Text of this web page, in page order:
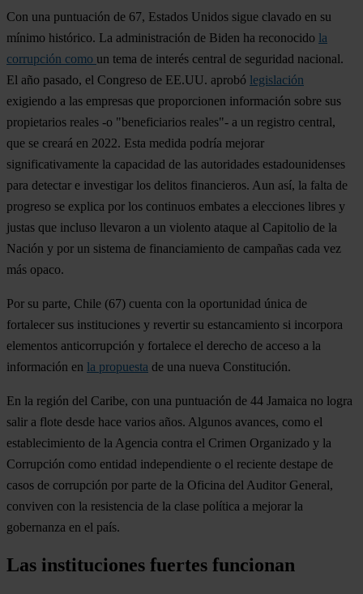
Con una puntuación de 67, Estados Unidos sigue clavado en su
mínimo histórico. La administración de Biden ha reconocido la
corrupción como un tema de interés central de seguridad nacional.
El año pasado, el Congreso de EE.UU. aprobó legislación
exigiendo a las empresas que proporcionen información sobre sus
propietarios reales -o "beneficiarios reales"- a un registro central,
que se creará en 2022. Esta medida podría mejorar
significativamente la capacidad de las autoridades estadounidenses
para detectar e investigar los delitos financieros. Aun así, la falta de
progreso se explica por los continuos embates a elecciones libres y
justas que incluso llevaron a un violento ataque al Capitolio de la
Nación y por un sistema de financiamiento de campañas cada vez
más opaco.
Por su parte, Chile (67) cuenta con la oportunidad única de
fortalecer sus instituciones y revertir su estancamiento si incorpora
elementos anticorrupción y fortalece el derecho de acceso a la
información en la propuesta de una nueva Constitución.
En la región del Caribe, con una puntuación de 44 Jamaica no logra
salir a flote desde hace varios años. Algunos avances, como el
establecimiento de la Agencia contra el Crimen Organizado y la
Corrupción como entidad independiente o el reciente destape de
casos de corrupción por parte de la Oficina del Auditor General,
conviven con la resistencia de la clase política a mejorar la
gobernanza en el país.
Las instituciones fuertes funcionan